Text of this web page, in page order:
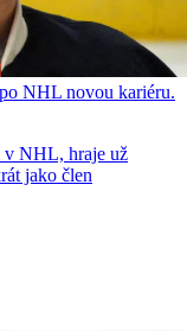
NHL novou kariéru.
v NHL, hraje už
jako člen